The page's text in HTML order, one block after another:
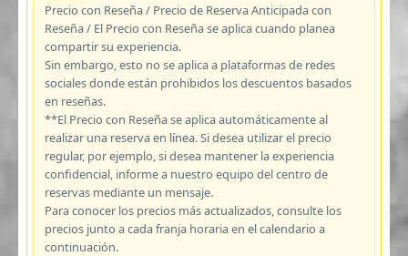
Precio con Reseña / Precio de Reserva Anticipada con
Reseña / El Precio con Reseña se aplica cuando planea
compartir su experiencia.
Sin embargo, esto no se aplica a plataformas de redes
sociales donde están prohibidos los descuentos basados
en reseñas.
**El Precio con Reseña se aplica automáticamente al
realizar una reserva en línea. Si desea utilizar el precio
regular, por ejemplo, si desea mantener la experiencia
confidencial, informe a nuestro equipo del centro de
reservas mediante un mensaje.
Para conocer los precios más actualizados, consulte los
precios junto a cada franja horaria en el calendario a
continuación.